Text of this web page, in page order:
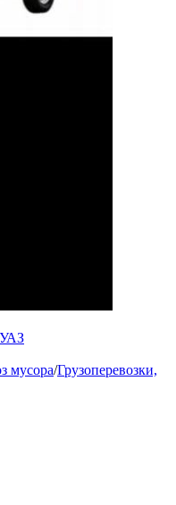
мусора/Грузоперевозки,